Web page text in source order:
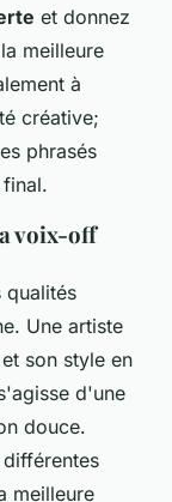
et donnez
meilleure
à
créative;
phrasés
voix-off
qualités
Une artiste
son style en
d'une
douce.
meilleure